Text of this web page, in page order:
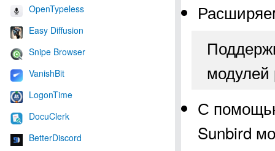
OpenTypeless
Easy Diffusion
Snipe Browser
VanishBit
LogonTime
DocuClerk
BetterDiscord
С
Sunbird